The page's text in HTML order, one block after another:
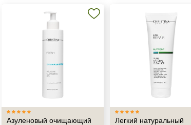
Азуленовый очищающий
Легкий натуральный